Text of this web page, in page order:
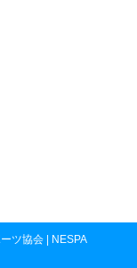
ツ協会 | NESPA